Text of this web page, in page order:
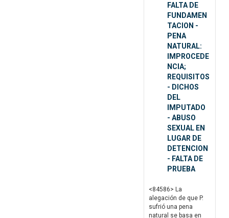
FALTA DE
FUNDAMEN
TACION -
PENA
NATURAL:
IMPROCEDE
NCIA;
REQUISITOS
- DICHOS
DEL
IMPUTADO
- ABUSO
SEXUAL EN
LUGAR DE
DETENCION
- FALTA DE
PRUEBA
<84586> La
alegación de que P.
sufrió una pena
natural se basa en